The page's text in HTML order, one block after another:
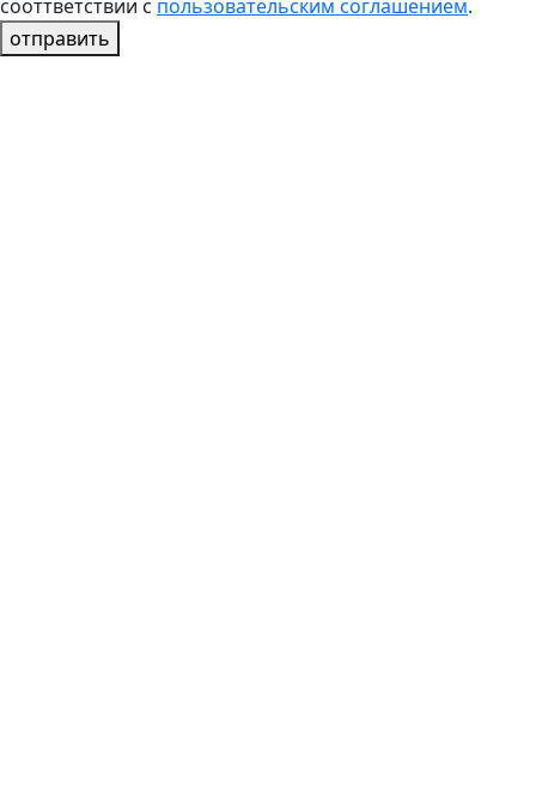
сооттветствии с пользовательским соглашением.
отправить